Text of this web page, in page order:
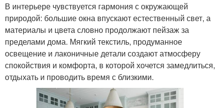
В интерьере чувствуется гармония с окружающей
природой: большие окна впускают естественный свет, а
материалы и цвета словно продолжают пейзаж за
пределами дома. Мягкий текстиль, продуманное
освещение и лаконичные детали создают атмосферу
спокойствия и комфорта, в которой хочется замедлиться,
отдыхать и проводить время с близкими.